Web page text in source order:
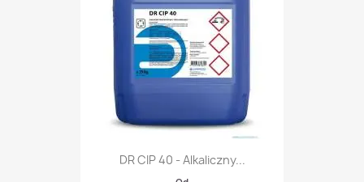
DR CIP 40 - Alkaliczny...